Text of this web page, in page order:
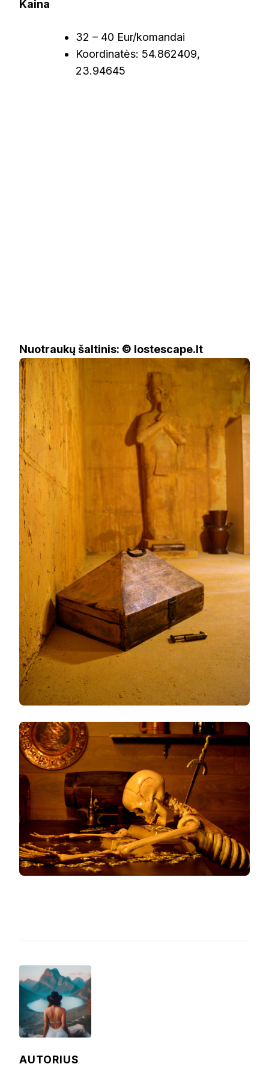
Kaina
32 – 40 Eur/komandai
Koordinatės: 54.862409,
23.94645
Nuotraukų šaltinis: © lostescape.lt
AUTORIUS